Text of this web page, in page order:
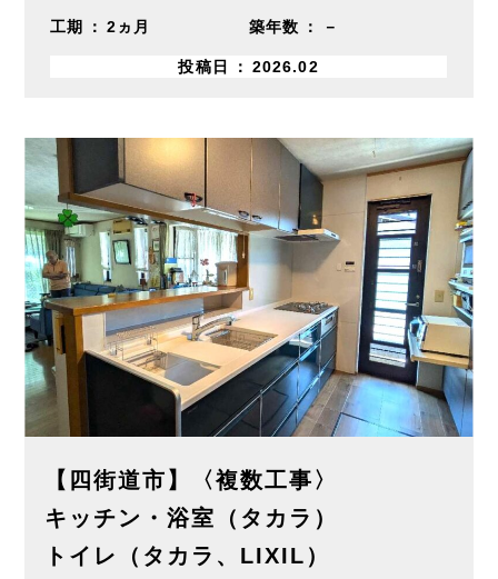
工期 2ヵ月 築年数 －
投稿日 2026.02
【四街道市】〈複数工事〉
キッチン・浴室（タカラ）
トイレ（タカラ、LIXIL）